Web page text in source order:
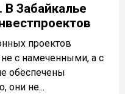
В Забайкалье
проектов
с намеченными, а с
обеспечены
они не...